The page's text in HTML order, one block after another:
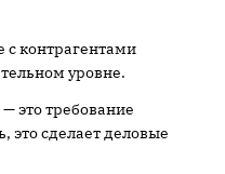
с контрагентами
уровне.
— это требование
это сделает деловые